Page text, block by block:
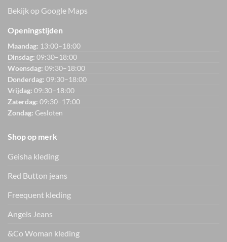
Bekijk op Google Maps
Openingstijden
Maandag: 13:00–18:00
Dinsdag: 09:30–18:00
Woensdag: 09:30–18:00
Donderdag: 09:30–18:00
Vrijdag: 09:30–18:00
Zaterdag: 09:30–17:00
Zondag: Gesloten
Shop op merk
Geisha kleding
Red Button jeans
Freequent kleding
Angels Jeans
&Co Woman kleding